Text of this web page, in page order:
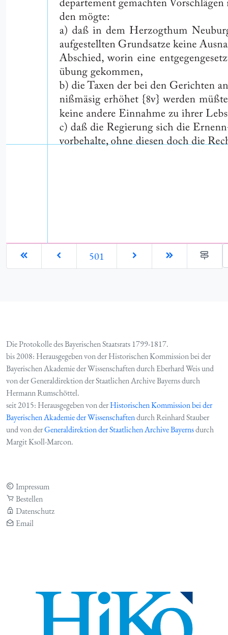
501
Die Protokolle des Bayerischen Staatsrats 1799-1817.
bis 2008: Herausgegeben von der Historischen Kommission bei der
Bayerischen Akademie der Wissenschaften durch Eberhard Weis und
von der Generaldirektion der Staatlichen Archive Bayerns durch
Hermann Rumschöttel.
seit 2015: Herausgegeben von derHistorischen Kommission bei der
Bayerischen Akademie der Wissenschaftendurch Reinhard Stauber
und von derGeneraldirektion der Staatlichen Archive Bayernsdurch
Margit Ksoll-Marcon.
Impressum
Bestellen
Datenschutz
Email